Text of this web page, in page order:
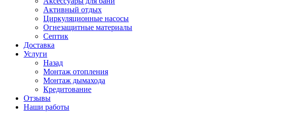
Активный отдых
Циркуляционные насосы
Огнезащитные материалы
Септик
Доставка
Услуги
Назад
Монтаж отопления
Монтаж дымахода
Кредитование
Отзывы
Наши работы